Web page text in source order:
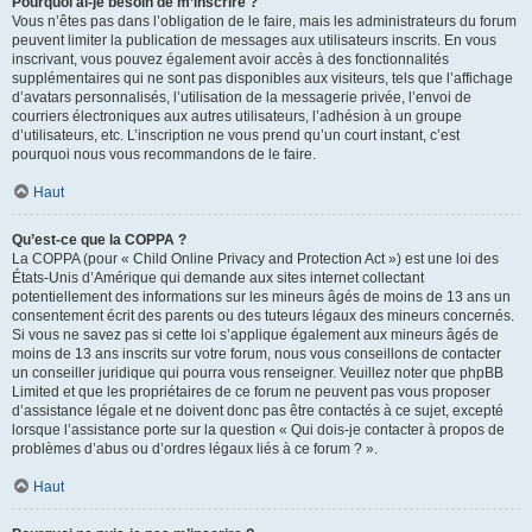
Vous n’êtes pas dans l’obligation de le faire, mais les administrateurs du forum
peuvent limiter la publication de messages aux utilisateurs inscrits. En vous
inscrivant, vous pouvez également avoir accès à des fonctionnalités
supplémentaires qui ne sont pas disponibles aux visiteurs, tels que l’affichage
d’avatars personnalisés, l’utilisation de la messagerie privée, l’envoi de
courriers électroniques aux autres utilisateurs, l’adhésion à un groupe
d’utilisateurs, etc. L’inscription ne vous prend qu’un court instant, c’est
pourquoi nous vous recommandons de le faire.
Haut
Qu’est-ce que la COPPA ?
La COPPA (pour « Child Online Privacy and Protection Act ») est une loi des
États-Unis d’Amérique qui demande aux sites internet collectant
potentiellement des informations sur les mineurs âgés de moins de 13 ans un
consentement écrit des parents ou des tuteurs légaux des mineurs concernés.
Si vous ne savez pas si cette loi s’applique également aux mineurs âgés de
moins de 13 ans inscrits sur votre forum, nous vous conseillons de contacter
un conseiller juridique qui pourra vous renseigner. Veuillez noter que phpBB
Limited et que les propriétaires de ce forum ne peuvent pas vous proposer
d’assistance légale et ne doivent donc pas être contactés à ce sujet, excepté
lorsque l’assistance porte sur la question « Qui dois-je contacter à propos de
problèmes d’abus ou d’ordres légaux liés à ce forum ? ».
Haut